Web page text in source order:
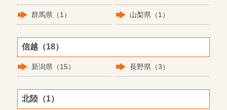
群馬県（1） 山梨県（1）
信越（18）
新潟県（15） 長野県（3）
北陸（1）